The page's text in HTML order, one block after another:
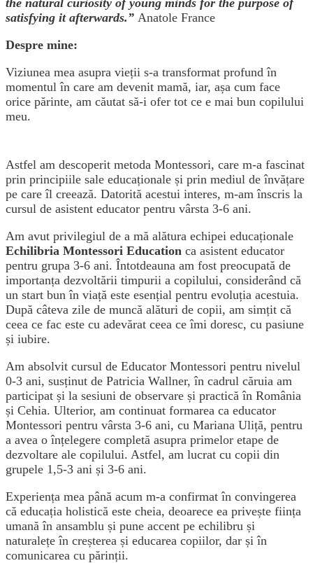
the natural curiosity of young minds for the purpose of
satisfying it afterwards.” Anatole France
Despre mine:
Viziunea mea asupra vieții s-a transformat profund în
momentul în care am devenit mamă, iar, așa cum face
orice părinte, am căutat să-i ofer tot ce e mai bun copilului
meu.
Astfel am descoperit metoda Montessori, care m-a fascinat
prin principiile sale educaționale și prin mediul de învățare
pe care îl creează. Datorită acestui interes, m-am înscris la
cursul de asistent educator pentru vârsta 3-6 ani.
Am avut privilegiul de a mă alătura echipei educaționale
Echilibria Montessori Education ca asistent educator
pentru grupa 3-6 ani. Întotdeauna am fost preocupată de
importanța dezvoltării timpurii a copilului, considerând că
un start bun în viață este esențial pentru evoluția acestuia.
După câteva zile de muncă alături de copii, am simțit că
ceea ce fac este cu adevărat ceea ce îmi doresc, cu pasiune
și iubire.
Am absolvit cursul de Educator Montessori pentru nivelul
0-3 ani, susținut de Patricia Wallner, în cadrul căruia am
participat și la sesiuni de observare și practică în România
și Cehia. Ulterior, am continuat formarea ca educator
Montessori pentru vârsta 3-6 ani, cu Mariana Uliță, pentru
a avea o înțelegere completă asupra primelor etape de
dezvoltare ale copilului. Astfel, am lucrat cu copii din
grupele 1,5-3 ani și 3-6 ani.
Experiența mea până acum m-a confirmat în convingerea
că educația holistică este cheia, deoarece ea privește ființa
umană în ansamblu și pune accent pe echilibru și
naturalețe în creșterea și educarea copiilor, dar și în
comunicarea cu părinții.